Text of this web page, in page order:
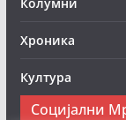
Хроника
Култура
Социјални